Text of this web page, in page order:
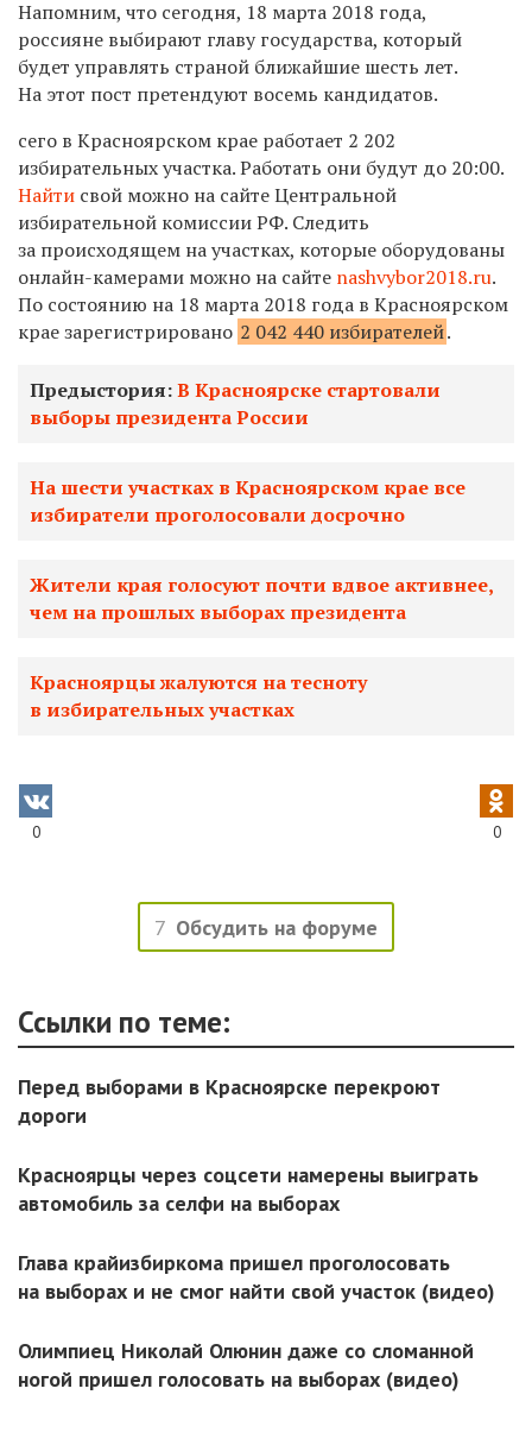
Напомним, что сегодня, 18 марта 2018 года,
россияне выбирают главу государства, который
будет управлять страной ближайшие шесть лет.
На этот пост претендуют восемь кандидатов.
сего в Красноярском крае работает 2 202
избирательных участка.Работать они будут до 20:00.
Найти свой можно на сайте Центральной
избирательной комиссии РФ. Следить
за происходящем на участках, которые оборудованы
онлайн-камерами можно на сайте nashvybor2018.ru.
По состоянию на 18 марта 2018 года в Красноярском
крае зарегистрировано 2 042 440 избирателей.
Предыстория:В Красноярске стартовали
выборы президента России
На шести участках в Красноярском крае все
избиратели проголосовали досрочно
Жители края голосуют почти вдвое активнее,
чем на прошлых выборах президента
Красноярцы жалуются на тесноту
в избирательных участках
0 0
7 Обсудить на форуме
Ссылки по теме:
Перед выборами в Красноярске перекроют
дороги
Красноярцы через соцсети намерены выиграть
автомобиль за селфи на выборах
Глава крайизбиркома пришел проголосовать
на выборах и не смог найти свой участок (видео)
Олимпиец Николай Олюнин даже со сломанной
ногой пришел голосовать на выборах (видео)